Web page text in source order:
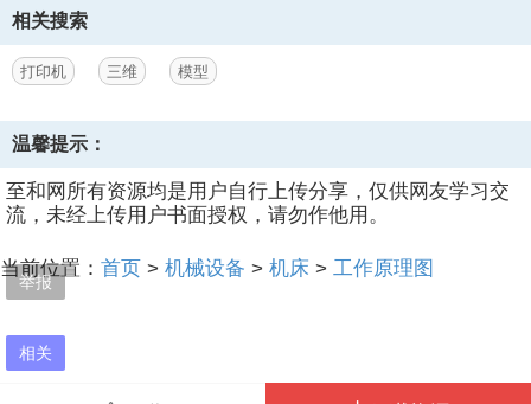
相关
举报
相关搜索
打印机 三维 模型
温馨提示：
至和网所有资源均是用户自行上传分享，仅供网友学习交
流，未经上传用户书面授权，请勿作他用。
当前位置： 首页 > 机械设备 > 机床 > 工作原理图